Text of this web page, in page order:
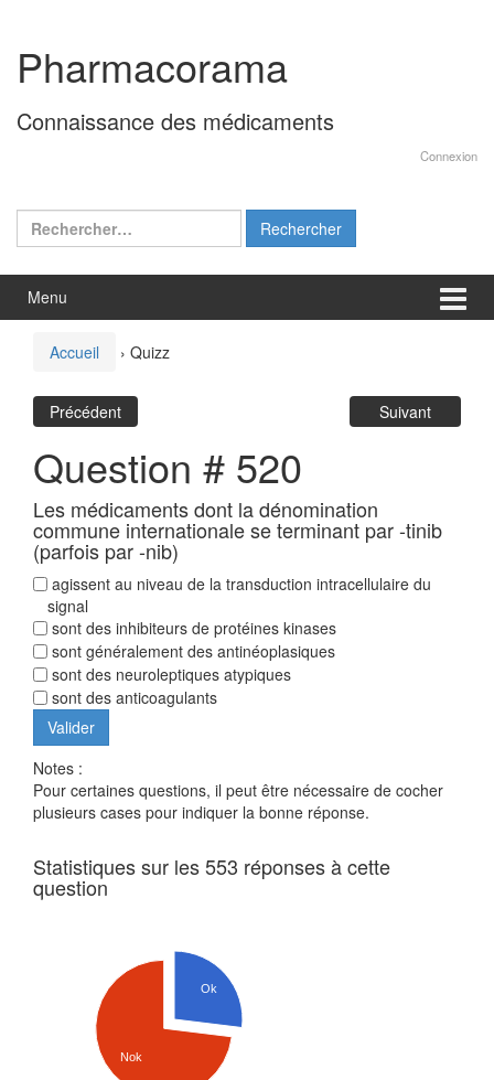
contenu
menu
principal
Pharmacorama
Connaissance des médicaments
Connexion
Rechercher :
Menu
Accueil › Quizz
Précédent Suivant
Question # 520
Les médicaments dont la dénomination
commune internationale se terminant par -tinib
(parfois par -nib)
agissent au niveau de la transduction intracellulaire du
signal
sont des inhibiteurs de protéines kinases
sont généralement des antinéoplasiques
sont des neuroleptiques atypiques
sont des anticoagulants
Notes :
Pour certaines questions, il peut être nécessaire de cocher
plusieurs cases pour indiquer la bonne réponse.
Statistiques sur les 553 réponses à cette
question
Ok
Nok